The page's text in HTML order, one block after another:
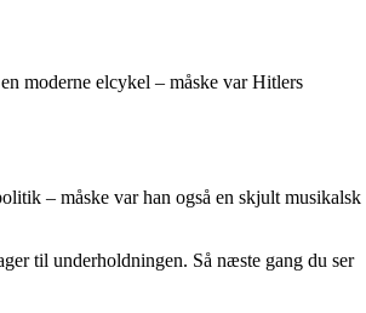
moderne elcykel – måske var Hitlers
– måske var han også en skjult musikalsk
til underholdningen. Så næste gang du ser